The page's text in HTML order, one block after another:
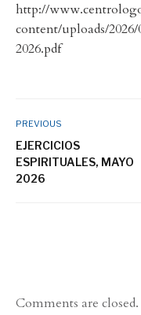
http://
content/uploads/
2026.pdf
PREVIOUS
EJERCICIOS
ESPIRITUALES, MAYO
2026
Comments are closed.